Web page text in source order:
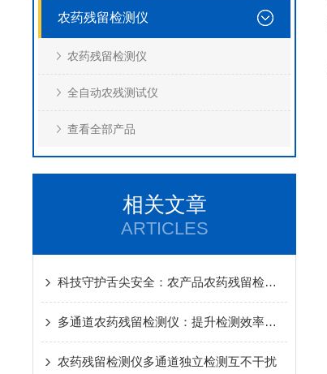
农药残留检测仪
农药残留检测仪
全自动农残测试仪
查看全部产品
相关文章
ARTICLES
科技守护舌尖安全：农产品农药残留检测仪器的创新与发展
多通道农药残留检测仪：提升检测效率的关键设备
农药残留检测仪多通道独立检测互不干扰